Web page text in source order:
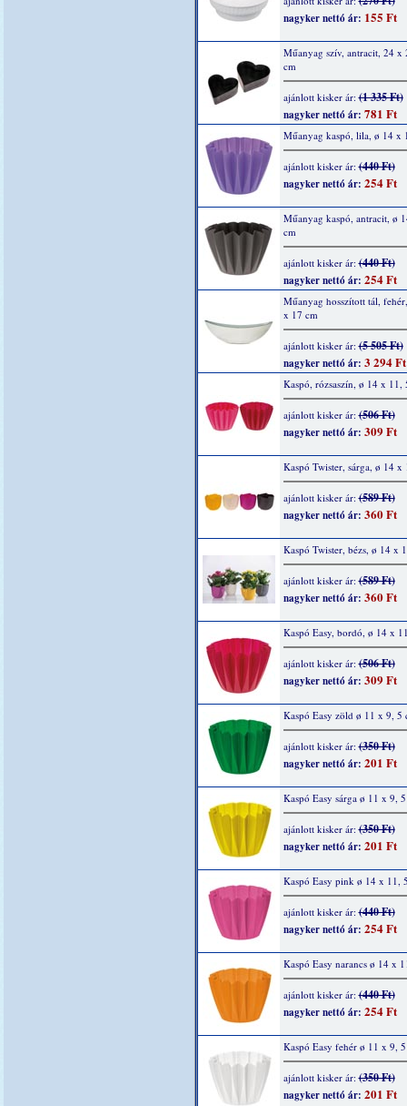
nagyker nettó ár: 155 Ft
Műanyag szív, antracit, 24 x
cm
ajánlott kisker ár:(1 335 Ft)
nagyker nettó ár: 781 Ft
Műanyag kaspó, lila, ø 14 x
ajánlott kisker ár:(440 Ft)
nagyker nettó ár: 254 Ft
Műanyag kaspó, antracit, ø
cm
ajánlott kisker ár:(440 Ft)
nagyker nettó ár: 254 Ft
Műanyag hosszított tál,
x 17 cm
ajánlott kisker ár:(5 505 Ft)
nagyker nettó ár: 3 294 Ft
Kaspó, rózsaszín, ø 14 x 11,
ajánlott kisker ár:(506 Ft)
nagyker nettó ár: 309 Ft
Kaspó Twister, sárga, ø 14 x
ajánlott kisker ár:(589 Ft)
nagyker nettó ár: 360 Ft
Kaspó Twister, bézs, ø 14 x
ajánlott kisker ár:(589 Ft)
nagyker nettó ár: 360 Ft
Kaspó Easy, bordó, ø 14 x
ajánlott kisker ár:(506 Ft)
nagyker nettó ár: 309 Ft
Kaspó Easy zöld ø 11 x 9, 5
ajánlott kisker ár:(350 Ft)
nagyker nettó ár: 201 Ft
Kaspó Easy sárga ø 11 x 9,
ajánlott kisker ár:(350 Ft)
nagyker nettó ár: 201 Ft
Kaspó Easy pink ø 14 x 11,
ajánlott kisker ár:(440 Ft)
nagyker nettó ár: 254 Ft
Kaspó Easy narancs ø 14 x
ajánlott kisker ár:(440 Ft)
nagyker nettó ár: 254 Ft
Kaspó Easy fehér ø 11 x 9,
ajánlott kisker ár:(350 Ft)
nagyker nettó ár: 201 Ft